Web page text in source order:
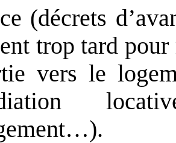
(décrets
trop tard
vers le